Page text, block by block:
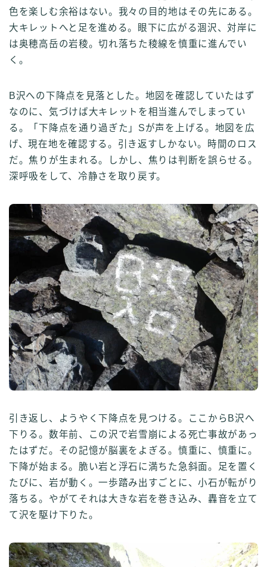
色を楽しむ余裕はない。我々の目的地はその先にある。
大キレットへと足を進める。眼下に広がる涸沢、対岸に
は奥穂高岳の岩稜。切れ落ちた稜線を慎重に進んでい
く。
B沢への下降点を見落とした。地図を確認していたはず
なのに、気づけば大キレットを相当進んでしまってい
る。「下降点を通り過ぎた」Sが声を上げる。地図を広
げ、現在地を確認する。引き返すしかない。時間のロス
だ。焦りが生まれる。しかし、焦りは判断を誤らせる。
深呼吸をして、冷静さを取り戻す。
引き返し、ようやく下降点を見つける。ここからB沢へ
下りる。数年前、この沢で岩雪崩による死亡事故があっ
たはずだ。その記憶が脳裏をよぎる。慎重に、慎重に。
下降が始まる。脆い岩と浮石に満ちた急斜面。足を置く
たびに、岩が動く。一歩踏み出すごとに、小石が転がり
落ちる。やがてそれは大きな岩を巻き込み、轟音を立て
て沢を駆け下りた。